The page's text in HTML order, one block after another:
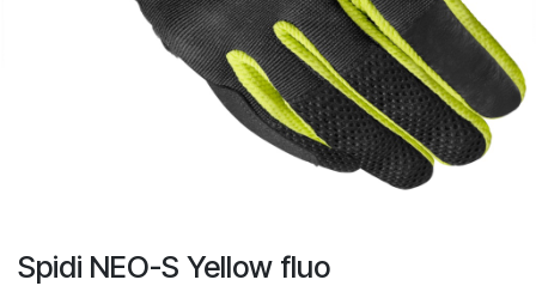
Spidi NEO-S Yellow fluo